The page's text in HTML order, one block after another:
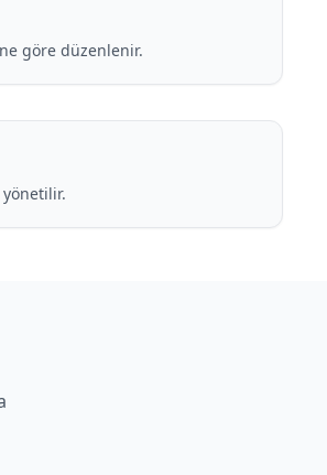
göre düzenlenir.
yönetilir.